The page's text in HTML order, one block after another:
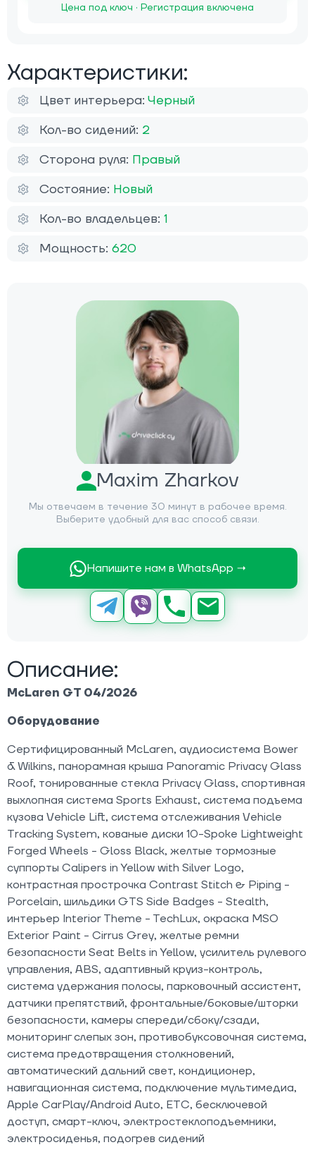
Цена под ключ · Регистрация включена
Maxim Zharkov
Мы отвечаем в течение 30 минут в рабочее время.
Выберите удобный для вас способ связи.
Напишите нам в WhatsApp →
Описание:
McLaren GT 04/2026
Оборудование
Сертифицированный McLaren, аудиосистема Bower
& Wilkins, панорамная крыша Panoramic Privacy Glass
Roof, тонированные стекла Privacy Glass, спортивная
выхлопная система Sports Exhaust, система подъема
кузова Vehicle Lift, система отслеживания Vehicle
Tracking System, кованые диски 10-Spoke Lightweight
Forged Wheels - Gloss Black, желтые тормозные
суппорты Calipers in Yellow with Silver Logo,
контрастная прострочка Contrast Stitch & Piping -
Porcelain, шильдики GTS Side Badges - Stealth,
интерьер Interior Theme - TechLux, окраска MSO
Exterior Paint - Cirrus Grey, желтые ремни
безопасности Seat Belts in Yellow, усилитель рулевого
управления, ABS, адаптивный круиз-контроль,
система удержания полосы, парковочный ассистент,
датчики препятствий, фронтальные/боковые/шторки
безопасности, камеры спереди/сбоку/сзади,
мониторинг слепых зон, противобуксовочная система,
система предотвращения столкновений,
автоматический дальний свет, кондиционер,
навигационная система, подключение мультимедиа,
Apple CarPlay/Android Auto, ETC, бесключевой
доступ, смарт-ключ, электростеклоподъемники,
электросиденья, подогрев сидений
Характеристики:
Цвет интерьера: Черный
Кол-во сидений: 2
Сторона руля: Правый
Состояние: Новый
Кол-во владельцев: 1
Мощность: 620